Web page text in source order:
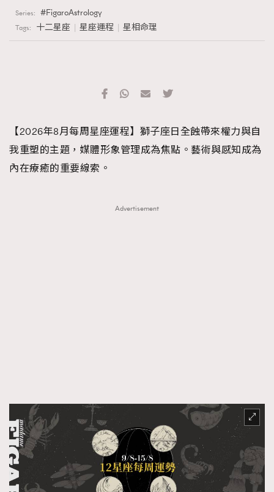
AFrenchMind
DressLikeAParisienne
EmpowerF
FashionWeek FigaroAesthetic
Series: FigaroAstrology
Tags: 十二星座 星座運程 星相命理
【2026年8月每周星座運程】獅子座日全蝕帶來權力與自
我重塑的主題，媒體形象管理成為焦點。藝術與感知成為
內在療癒的重要線索。
Advertisement